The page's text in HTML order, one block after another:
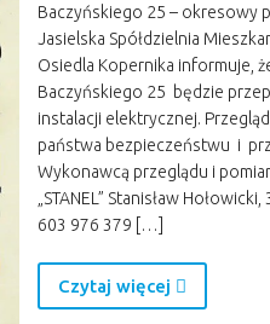
Baczyńskiego 25 – okresowy
Jasielska Spółdzielnia
Osiedla Kopernika informuje,
Baczyńskiego 25 będzie
instalacji elektrycznej.
państwa bezpieczeństwu i
Wykonawcą przeglądu i
„STANEL” Stanisław
603 976 379 […]
Czytaj więcej